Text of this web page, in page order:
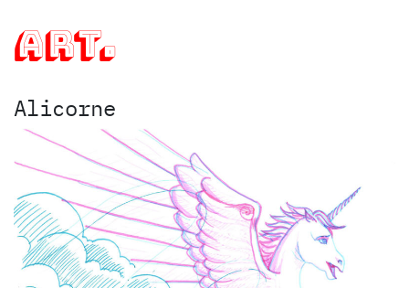
art.
Alicorne